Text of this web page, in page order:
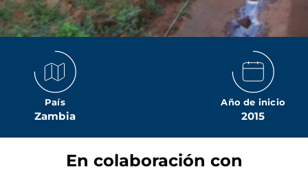
País
Zambia
Año de inicio
2015
En colaboración con